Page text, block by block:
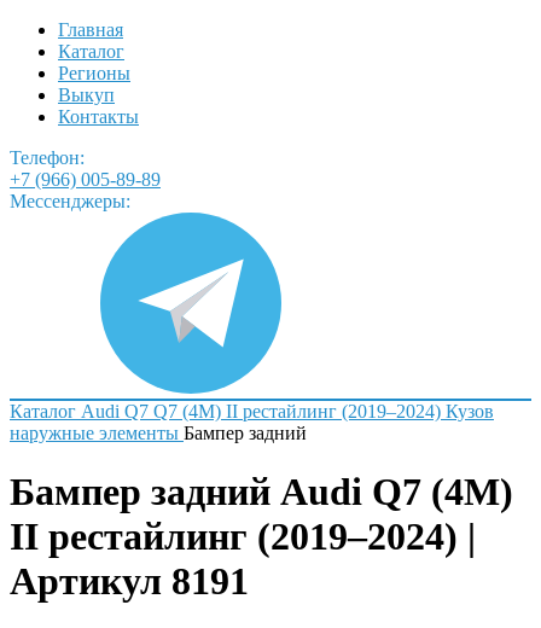
Главная
Каталог
Регионы
Выкуп
Контакты
Телефон:
+7 (966) 005-89-89
Мессенджеры:
Каталог Audi Q7 Q7 (4M) II рестайлинг (2019–2024) Кузов
наружные элементы Бампер задний
Бампер задний Audi Q7 (4M)
II рестайлинг (2019–2024) |
Артикул 8191